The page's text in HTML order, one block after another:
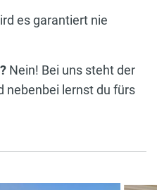
es garantiert nie
Nein! Bei uns steht der
nebenbei lernst du fürs